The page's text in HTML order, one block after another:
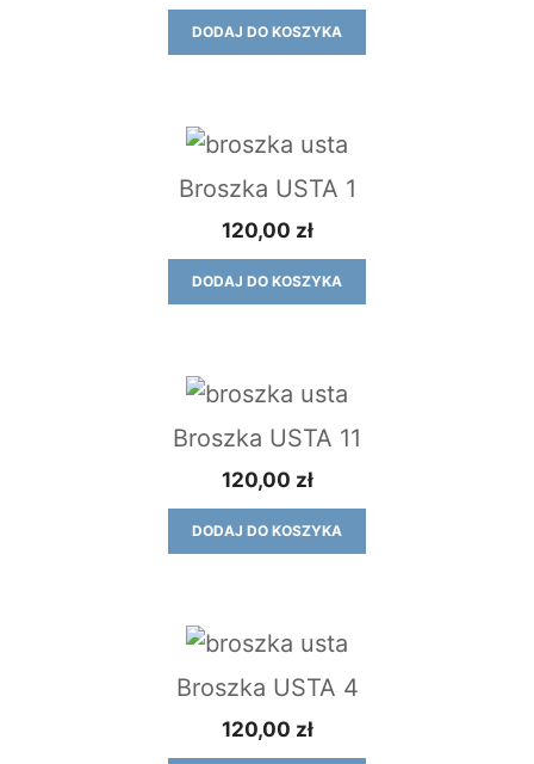
DODAJ DO KOSZYKA
Broszka USTA 1
120,00 zł
DODAJ DO KOSZYKA
Broszka USTA 11
120,00 zł
DODAJ DO KOSZYKA
Broszka USTA 4
120,00 zł